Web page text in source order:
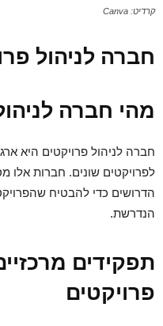
קרדיט: Canva
חברה לניהול
מהי חברה
חברה לניהול פרויקטים היא
לפרויקטים שונים. חברות אלו
הדרושים כדי להבטיח
הנדרשת.
תפקידים
פרויקטים